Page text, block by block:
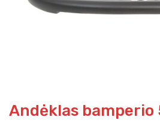
Andėklas